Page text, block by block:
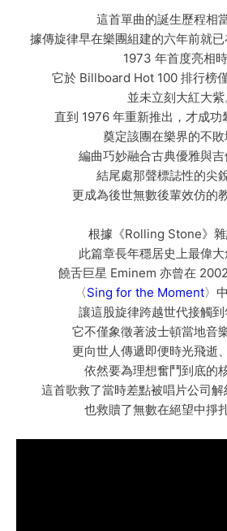
這首單曲的誕生歷程相
據傳旋律早在樂團組建的六年前就已
1973 年首度亮相時
它於 Billboard Hot 100 排行榜
並未立刻大紅大紫
直到 1976 年重新推出，才成功
奠定該團在樂界的不敗
編曲巧妙融合古典優雅與吉
結尾處那聲標誌性的尖
更成為後世無數後輩效仿的
根據《Rolling Stone》雜
此篇章長年穩居史上最偉大
饒舌巨星 Eminem 亦曾在
〈Sing for the Moment〉
讓這股旋律跨越世代接觸到
它不僅象徵著波士頓當地音
更向世人傳遞即便時光飛逝
依然要為理想奮鬥到底的
這首歌救了當時差點被唱片公司
也救贖了無數在絕望中掙